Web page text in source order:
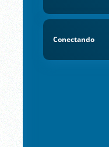
Conectando